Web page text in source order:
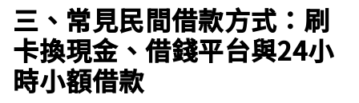
三、常見民間借款方式：刷
卡換現金、借錢平台與24小
時小額借款